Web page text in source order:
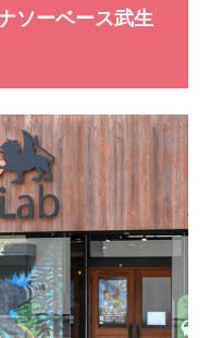
ソーベース武生